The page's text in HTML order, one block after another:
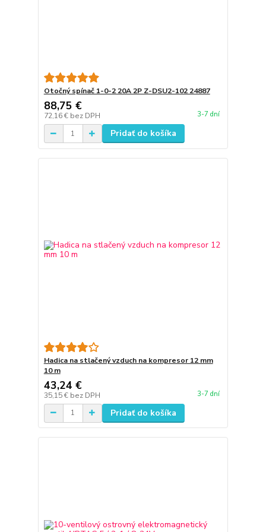
Otočný spínač 1-0-2 20A 2P Z-DSU2-102 24887
88,75 €
72,16 € bez DPH 3-7 dní
Pridať do košíka
Hadica na stlačený vzduch na kompresor 12 mm
10 m
43,24 €
35,15 € bez DPH 3-7 dní
Pridať do košíka